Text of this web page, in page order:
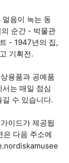
음이 녹는 동
순간 - 박물관
- 1947년의 집,
기획전.
용품과 공예품
는 매일 점심
수 있습니다.
이드가 제공됩
다음 주소에